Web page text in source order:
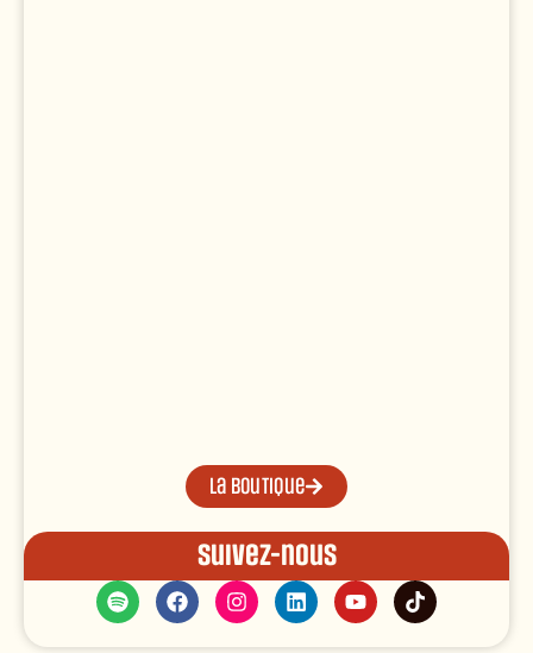
La boutique
Suivez-nous